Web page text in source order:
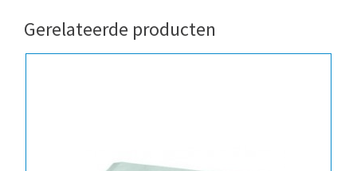
Gerelateerde producten